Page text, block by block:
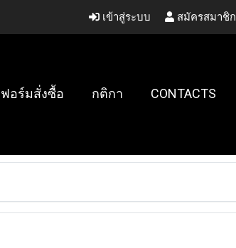
เข้าสู่ระบบ สมัครสมาชิก
ฟอร์มสั่งซื้อ กติกา CONTACTS